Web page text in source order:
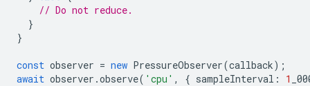
// Do not reduce.
}
}
const observer = new PressureObserver(callback);
await observer .observe( 'cpu' , { sampleInterval : 1